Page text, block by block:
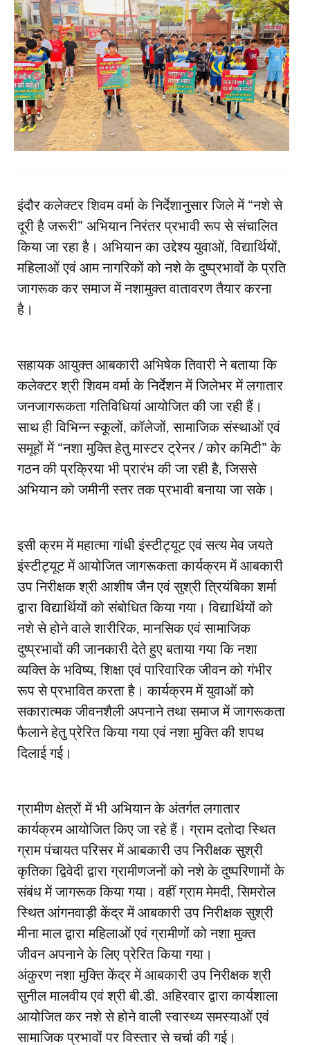
इंदौर कलेक्टर शिवम वर्मा के निर्देशानुसार जिले में “नशे से
दूरी है जरूरी” अभियान निरंतर प्रभावी रूप से संचालित
किया जा रहा है। अभियान का उद्देश्य युवाओं, विद्यार्थियों,
महिलाओं एवं आम नागरिकों को नशे के दुष्प्रभावों के प्रति
जागरूक कर समाज में नशामुक्त वातावरण तैयार करना
है।
सहायक आयुक्त आबकारी अभिषेक तिवारी ने बताया कि
कलेक्टर श्री शिवम वर्मा के निर्देशन में जिलेभर में लगातार
जनजागरूकता गतिविधियां आयोजित की जा रही हैं।
साथ ही विभिन्न स्कूलों, कॉलेजों, सामाजिक संस्थाओं एवं
समूहों में “नशा मुक्ति हेतु मास्टर ट्रेनर / कोर कमिटी” के
गठन की प्रक्रिया भी प्रारंभ की जा रही है, जिससे
अभियान को जमीनी स्तर तक प्रभावी बनाया जा सके।
इसी क्रम में महात्मा गांधी इंस्टीट्यूट एवं सत्य मेव जयते
इंस्टीट्यूट में आयोजित जागरूकता कार्यक्रम में आबकारी
उप निरीक्षक श्री आशीष जैन एवं सुश्री त्रियंबिका शर्मा
द्वारा विद्यार्थियों को संबोधित किया गया। विद्यार्थियों को
नशे से होने वाले शारीरिक, मानसिक एवं सामाजिक
दुष्प्रभावों की जानकारी देते हुए बताया गया कि नशा
व्यक्ति के भविष्य, शिक्षा एवं पारिवारिक जीवन को गंभीर
रूप से प्रभावित करता है। कार्यक्रम में युवाओं को
सकारात्मक जीवनशैली अपनाने तथा समाज में जागरूकता
फैलाने हेतु प्रेरित किया गया एवं नशा मुक्ति की शपथ
दिलाई गई।
ग्रामीण क्षेत्रों में भी अभियान के अंतर्गत लगातार
कार्यक्रम आयोजित किए जा रहे हैं। ग्राम दतोदा स्थित
ग्राम पंचायत परिसर में आबकारी उप निरीक्षक सुश्री
कृतिका द्विवेदी द्वारा ग्रामीणजनों को नशे के दुष्परिणामों के
संबंध में जागरूक किया गया। वहीं ग्राम मेमदी, सिमरोल
स्थित आंगनवाड़ी केंद्र में आबकारी उप निरीक्षक सुश्री
मीना माल द्वारा महिलाओं एवं ग्रामीणों को नशा मुक्त
जीवन अपनाने के लिए प्रेरित किया गया।
अंकुरण नशा मुक्ति केंद्र में आबकारी उप निरीक्षक श्री
सुनील मालवीय एवं श्री बी.डी. अहिरवार द्वारा कार्यशाला
आयोजित कर नशे से होने वाली स्वास्थ्य समस्याओं एवं
सामाजिक प्रभावों पर विस्तार से चर्चा की गई।